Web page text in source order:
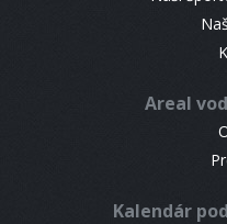
Areal
Kalendár